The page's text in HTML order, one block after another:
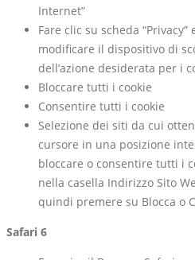
Internet”
Fare clic su scheda
modificare il dispositivo di
dell’azione desiderata per i
Bloccare tutti i cookie
Consentire tutti i cookie
Selezione dei siti da cui
cursore in una posizione
bloccare o consentire tutti i
nella casella Indirizzo Sito
quindi premere su Blocca o
Safari 6